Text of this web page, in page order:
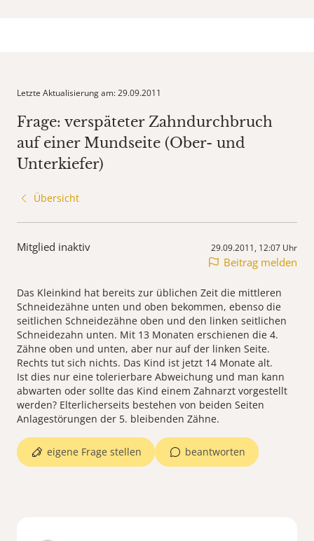
Letzte Aktualisierung am: 29.09.2011
Frage: verspäteter Zahndurchbruch
auf einer Mundseite (Ober- und
Unterkiefer)
Übersicht
Mitglied inaktiv 29.09.2011, 12:07 Uhr
Beitrag melden
Das Kleinkind hat bereits zur üblichen Zeit die mittleren
Schneidezähne unten und oben bekommen, ebenso die
seitlichen Schneidezähne oben und den linken seitlichen
Schneidezahn unten. Mit 13 Monaten erschienen die 4.
Zähne oben und unten, aber nur auf der linken Seite.
Rechts tut sich nichts. Das Kind ist jetzt 14 Monate alt.
Ist dies nur eine tolerierbare Abweichung und man kann
abwarten oder sollte das Kind einem Zahnarzt vorgestellt
werden? Elterlicherseits bestehen von beiden Seiten
Anlagestörungen der 5. bleibenden Zähne.
beantworten
eigene Frage stellen